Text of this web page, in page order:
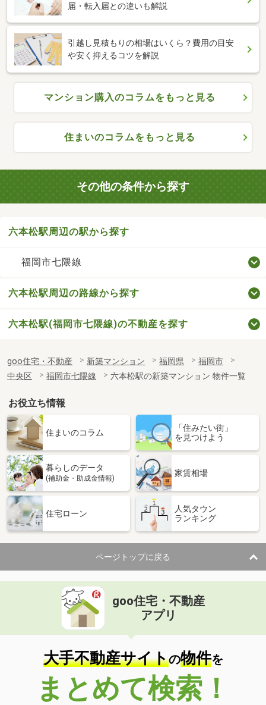
届・転入届との違いも解説
引越し見積もりの相場はいくら？費用の目安
や安く抑えるコツを解説
マンション購入のコラムをもっと見る
住まいのコラムをもっと見る
その他の条件から探す
六本松駅周辺の駅から探す
福岡市七隈線
六本松駅周辺の路線から探す
六本松駅(福岡市七隈線)の不動産を探す
goo住宅・不動産 新築マンション 福岡県
福岡市
中央区
福岡市七隈線 六本松駅の新築マンション 物件一覧
お役立ち情報
住まいのコラム
「住みたい街」
を見つけよう
暮らしのデータ
(補助金・助成金情報)
家賃相場
住宅ローン
人気タウン
ランキング
ページトップに戻る
goo住宅・不動産
アプリ
大手不動産サイトの物件を
まとめて検索！